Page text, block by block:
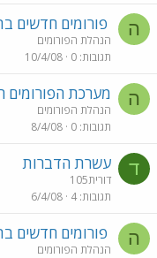
ה פורומים חדשים
הנהלת הפורומים
תגובות 0
10/4/08
ה מערכת הפורומים
הנהלת הפורומים
תגובות 0
8/4/08
ד עשרת הדברות
דורית105
תגובות 4
6/4/08
ה פורומים חדשים
הנהלת הפורומים